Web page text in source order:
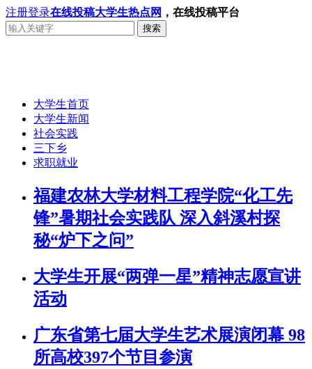
注册登录在线投稿大学生热点网 ，在线投稿平台
搜索
大学生首页
大学生新闻
社会实践
三下乡
求职就业
福建农林大学材料工程学院“化工先
锋”暑期社会实践队 深入斜溪村探
秘“炉下之问”
大学生开展“两弹一星”精神志愿宣讲
活动
广东省第七届大学生艺术展演闭幕 98
所高校397个节目参演